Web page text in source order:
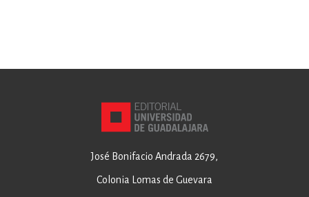
José Bonifacio Andrada 2679,
Colonia Lomas de Guevara